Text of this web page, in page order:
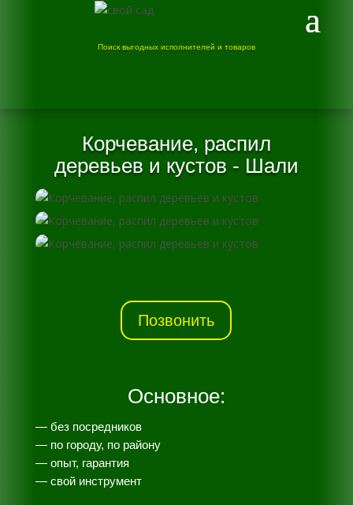
Поиск выгодных исполнителей и товаров
Корчевание, распил
деревьев и кустов - Шали
Позвонить
Основное:
— без посредников
— по городу, по району
— опыт, гарантия
— свой инструмент